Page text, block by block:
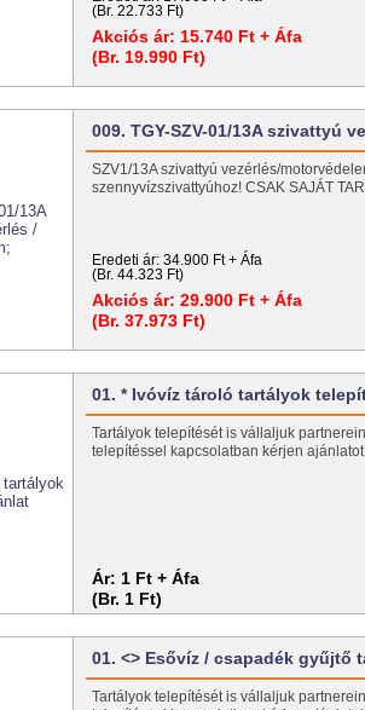
(Br. 22.733 Ft)
Akciós ár: 15.740 Ft + Áfa
(Br. 19.990 Ft)
009. TGY-SZV-01/13A szivattyú
SZV1/13A szivattyú vezérlés/
szennyvízszivattyúhoz! CSAK SAJÁT
Eredeti ár: 34.900 Ft + Áfa
(Br. 44.323 Ft)
Akciós ár: 29.900 Ft + Áfa
(Br. 37.973 Ft)
01. * Ivóvíz tároló tartályok
Tartályok telepítését is vállaljuk
telepítéssel kapcsolatban kérjen
Ár: 1 Ft + Áfa
(Br. 1 Ft)
01. <> Esővíz / csapadék gyűjtő
Tartályok telepítését is vállaljuk